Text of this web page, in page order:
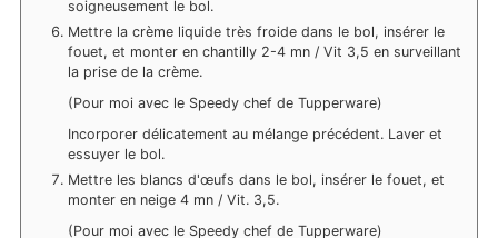
soigneusement le bol.
Mettre la crème liquide très froide dans le bol, insérer le
fouet, et monter en chantilly 2-4 mn / Vit 3,5 en surveillant
la prise de la crème.
(Pour moi avec le Speedy chef de Tupperware)
Incorporer délicatement au mélange précédent. Laver et
essuyer le bol.
Mettre les blancs d'œufs dans le bol, insérer le fouet, et
monter en neige 4 mn / Vit. 3,5.
(Pour moi avec le Speedy chef de Tupperware)